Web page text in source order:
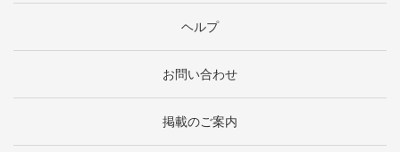
ヘルプ
お問い合わせ
掲載のご案内